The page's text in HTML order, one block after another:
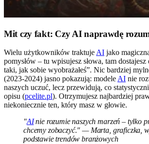
Mit czy fakt: Czy AI naprawdę
Wielu użytkowników traktuje AI jako
pomysłów – tu wpisujesz słowa, tam dostajesz
taki, jak sobie wyobrażałeś”. Nic bardziej
(2023-2024) jasno pokazują: modele AI nie
naszych uczuć, lecz przewidują, co
opisu (pcelite.pl). Otrzymujesz najbardziej
niekoniecznie ten, który masz w głowie.
"AInie rozumie naszych marzeń – tylko
chcemy zobaczyć." — Marta, graficzka,
podstawie trendów branżowych